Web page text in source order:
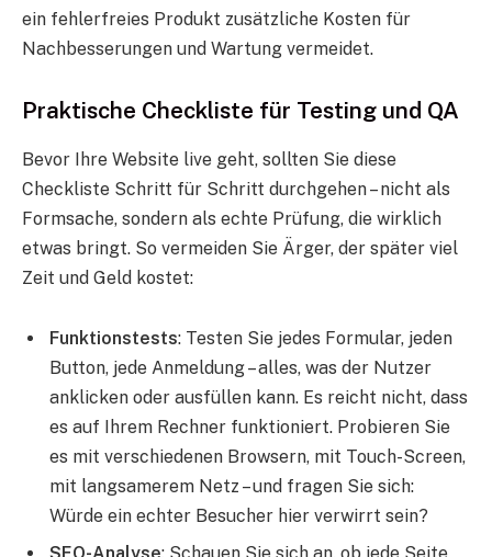
ein fehlerfreies Produkt zusätzliche Kosten für
Nachbesserungen und Wartung vermeidet.
Praktische Checkliste für Testing und QA
Bevor Ihre Website live geht, sollten Sie diese
Checkliste Schritt für Schritt durchgehen – nicht als
Formsache, sondern als echte Prüfung, die wirklich
etwas bringt. So vermeiden Sie Ärger, der später viel
Zeit und Geld kostet:
Funktionstests: Testen Sie jedes Formular, jeden
Button, jede Anmeldung – alles, was der Nutzer
anklicken oder ausfüllen kann. Es reicht nicht, dass
es auf Ihrem Rechner funktioniert. Probieren Sie
es mit verschiedenen Browsern, mit Touch-Screen,
mit langsamerem Netz – und fragen Sie sich:
Würde ein echter Besucher hier verwirrt sein?